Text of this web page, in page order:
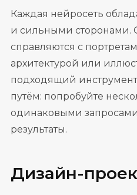
Каждая нейросеть
и сильными сторонами.
справляются с
архитектурой или
подходящий
путём: попробуйте
одинаковыми
результаты.
Дизайн-